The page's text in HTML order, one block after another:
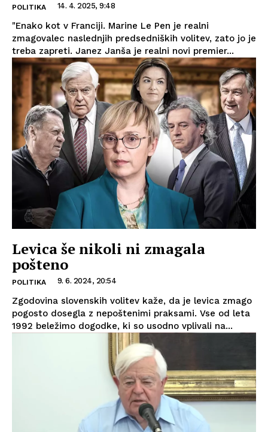
POLITIKA 14. 4. 2025, 9:48
"Enako kot v Franciji. Marine Le Pen je realni
zmagovalec naslednjih predsedniških volitev, zato jo je
treba zapreti. Janez Janša je realni novi premier...
Levica še nikoli ni zmagala
pošteno
POLITIKA 9. 6. 2024, 20:54
Zgodovina slovenskih volitev kaže, da je levica zmago
pogosto dosegla z nepoštenimi praksami. Vse od leta
1992 beležimo dogodke, ki so usodno vplivali na...